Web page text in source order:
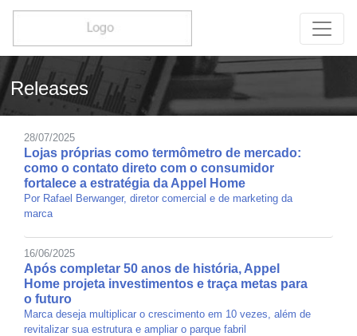
Releases
28/07/2025
Lojas próprias como termômetro de mercado:
como o contato direto com o consumidor
fortalece a estratégia da Appel Home
Por Rafael Berwanger, diretor comercial e de marketing da
marca
16/06/2025
Após completar 50 anos de história, Appel
Home projeta investimentos e traça metas para
o futuro
Marca deseja multiplicar o crescimento em 10 vezes, além de
revitalizar sua estrutura e ampliar o parque fabril